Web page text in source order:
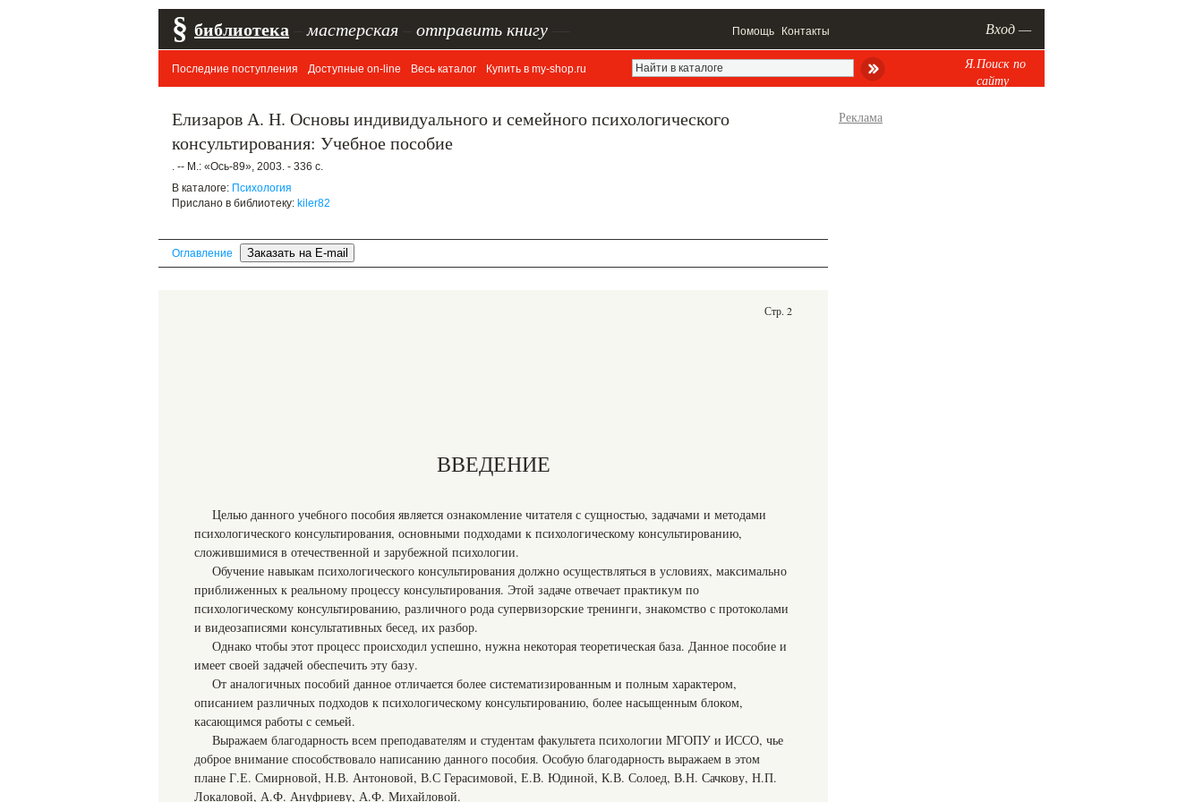
§ библиотека мастерская отправить книгу Помощь Контакты Вход —
Последние поступления Доступные on-line Весь каталог Купить в my-shop.ru
Я.Поиск по
сайту
Елизаров А. Н. Основы индивидуального и семейного психологического
консультирования: Учебное пособие
. -- М.: «Ось-89», 2003. - 336 с.
В каталоге: Психология
Прислано в библиотеку: kiler82
Оглавление
Стр. 2
ВВЕДЕНИЕ
Целью данного учебного пособия является ознакомление читателя с сущностью, задачами и методами
психологического консультирования, основными подходами к психологическому консультированию,
сложившимися в отечественной и зарубежной психологии.
Обучение навыкам психологического консультирования должно осуществляться в условиях, максимально
приближенных к реальному процессу консультирования. Этой задаче отвечает практикум по
психологическому консультированию, различного рода супервизорские тренинги, знакомство с протоколами
и видеозаписями консультативных бесед, их разбор.
Однако чтобы этот процесс происходил успешно, нужна некоторая теоретическая база. Данное пособие и
имеет своей задачей обеспечить эту базу.
От аналогичных пособий данное отличается более систематизированным и полным характером,
описанием различных подходов к психологическому консультированию, более насыщенным блоком,
касающимся работы с семьей.
Выражаем благодарность всем преподавателям и студентам факультета психологии МГОПУ и ИССО, чье
доброе внимание способствовало написанию данного пособия. Особую благодарность выражаем в этом
плане Г.Е. Смирновой, Н.В. Антоновой, В.С Герасимовой, Е.В. Юдиной, К.В. Солоед, В.Н. Сачкову, Н.П.
Локаловой, А.Ф. Ануфриеву, А.Ф. Михайловой.
Реклама